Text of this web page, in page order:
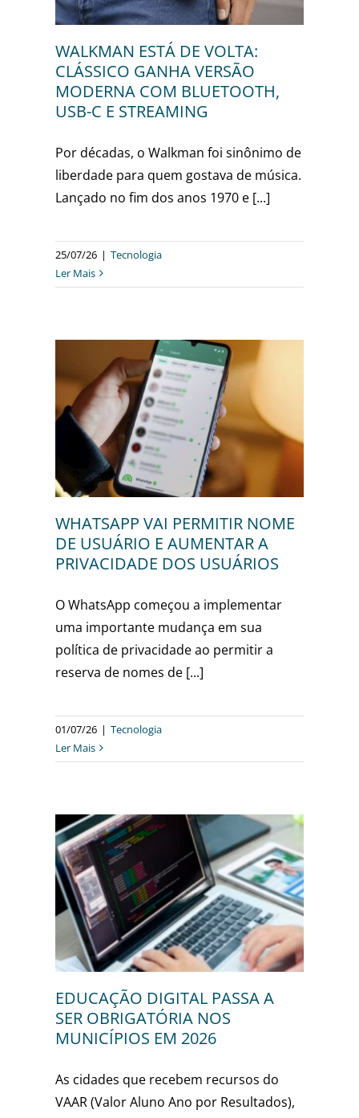
WALKMAN ESTÁ DE VOLTA:
CLÁSSICO GANHA VERSÃO
MODERNA COM BLUETOOTH,
USB-C E STREAMING
Por décadas, o Walkman foi sinônimo de
liberdade para quem gostava de música.
Lançado no fim dos anos 1970 e [...]
25/07/26 | Tecnologia
Ler Mais
WHATSAPP VAI PERMITIR NOME
DE USUÁRIO E AUMENTAR A
PRIVACIDADE DOS USUÁRIOS
O WhatsApp começou a implementar
uma importante mudança em sua
política de privacidade ao permitir a
reserva de nomes de [...]
01/07/26 | Tecnologia
Ler Mais
EDUCAÇÃO DIGITAL PASSA A
SER OBRIGATÓRIA NOS
MUNICÍPIOS EM 2026
As cidades que recebem recursos do
VAAR (Valor Aluno Ano por Resultados),